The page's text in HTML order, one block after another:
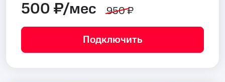
500 ₽/мес 950 ₽
Подключить